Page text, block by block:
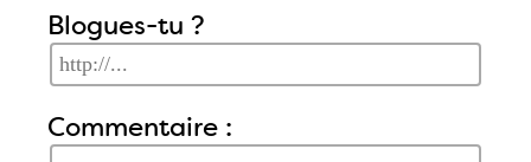
Blogues-tu ?
Commentaire :